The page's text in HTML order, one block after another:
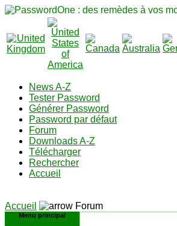
News A-Z
Tester Password
Générer Password
Password par défaut
Forum
Downloads A-Z
Télécharger
Rechercher
Accueil
Accueil
Forum
Menu principal